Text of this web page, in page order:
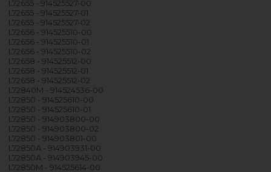
L72655 - 914525527-00
L72655 - 914525527-01
L72655 - 914525527-02
L72656 - 914525510-00
L72656 - 914525510-01
L72656 - 914525510-02
L72658 - 914525512-00
L72658 - 914525512-01
L72658 - 914525512-02
L72840M - 914524536-00
L72850 - 914525610-00
L72850 - 914525610-01
L72850 - 914903800-00
L72850 - 914903800-02
L72850 - 914903801-00
L72850A - 914903931-00
L72850A - 914903945-00
L72850M - 914525614-00